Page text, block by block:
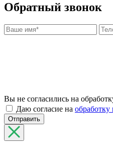
Обратный звонок
Вы не согласились на
Даю согласие на
Отправить